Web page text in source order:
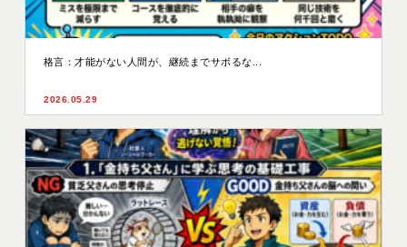
格言：才能がない人間が、継続までサボるな...
2026.05.29